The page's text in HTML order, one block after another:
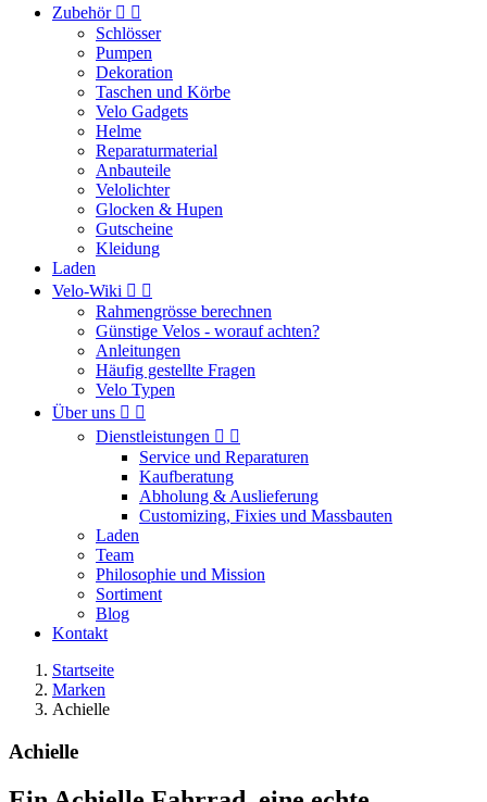
Zubehör  
Schlösser
Pumpen
Dekoration
Taschen und Körbe
Velo Gadgets
Helme
Reparaturmaterial
Anbauteile
Velolichter
Glocken & Hupen
Gutscheine
Kleidung
Laden
Velo-Wiki  
Rahmengrösse berechnen
Günstige Velos - worauf achten?
Anleitungen
Häufig gestellte Fragen
Velo Typen
Über uns  
Dienstleistungen  
Service und Reparaturen
Kaufberatung
Abholung & Auslieferung
Customizing, Fixies und Massbauten
Laden
Team
Philosophie und Mission
Sortiment
Blog
Kontakt
Startseite
Marken
Achielle
Achielle